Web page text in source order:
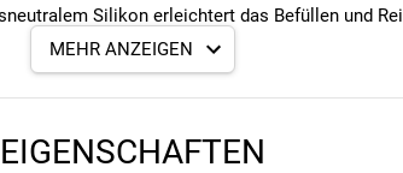
Silikon erleichtert das Befüllen und
MEHR ANZEIGEN
EIGENSCHAFTEN